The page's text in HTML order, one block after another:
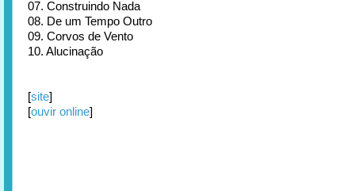
07. Construindo Nada
08. De um Tempo Outro
09. Corvos de Vento
10. Alucinação
[site]
[ouvir online]